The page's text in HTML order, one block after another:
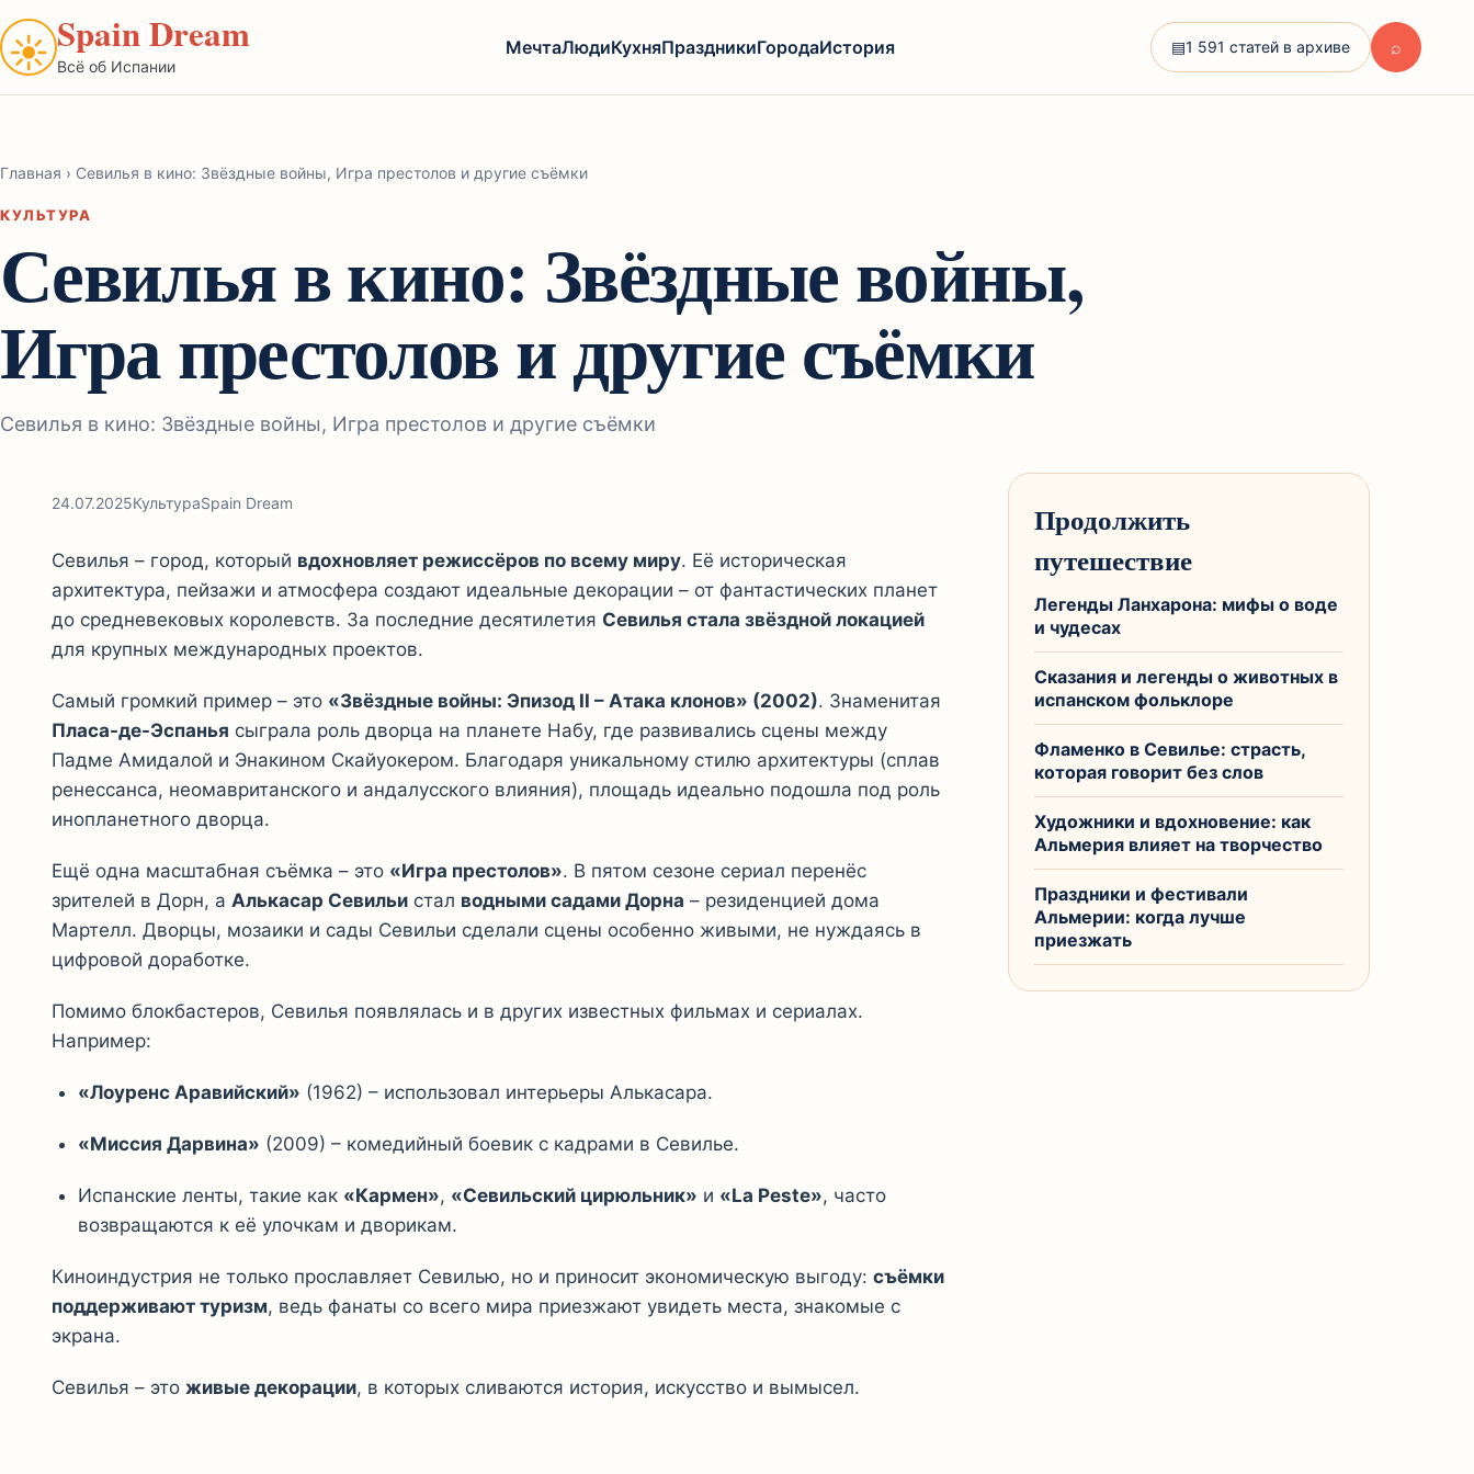
☀Spain Dream
Всё об Испании
МечтаЛюдиКухняПраздникиГородаИстория ▤1 591 статей в архиве ⌕
Главная › Севилья в кино: Звёздные войны, Игра престолов и другие съёмки
КУЛЬТУРА
Севилья в кино: Звёздные войны,
Игра престолов и другие съёмки
Севилья в кино: Звёздные войны, Игра престолов и другие съёмки
24.07.2025КультураSpain Dream
Севилья – город, который вдохновляет режиссёров по всему миру. Её историческая
архитектура, пейзажи и атмосфера создают идеальные декорации – от фантастических планет
до средневековых королевств. За последние десятилетия Севилья стала звёздной локацией
для крупных международных проектов.
Самый громкий пример – это «Звёздные войны: Эпизод II – Атака клонов» (2002). Знаменитая
Пласа-де-Эспанья сыграла роль дворца на планете Набу, где развивались сцены между
Падме Амидалой и Энакином Скайуокером. Благодаря уникальному стилю архитектуры (сплав
ренессанса, неомавританского и андалусского влияния), площадь идеально подошла под роль
инопланетного дворца.
Ещё одна масштабная съёмка – это «Игра престолов». В пятом сезоне сериал перенёс
зрителей в Дорн, а Алькасар Севильи стал водными садами Дорна – резиденцией дома
Мартелл. Дворцы, мозаики и сады Севильи сделали сцены особенно живыми, не нуждаясь в
цифровой доработке.
Помимо блокбастеров, Севилья появлялась и в других известных фильмах и сериалах.
Например:
«Лоуренс Аравийский» (1962) – использовал интерьеры Алькасара.
«Миссия Дарвина» (2009) – комедийный боевик с кадрами в Севилье.
Испанские ленты, такие как «Кармен», «Севильский цирюльник» и «La Peste», часто
возвращаются к её улочкам и дворикам.
Киноиндустрия не только прославляет Севилью, но и приносит экономическую выгоду: съёмки
поддерживают туризм, ведь фанаты со всего мира приезжают увидеть места, знакомые с
экрана.
Севилья – это живые декорации, в которых сливаются история, искусство и вымысел.
Продолжить
путешествие
Легенды Ланхарона: мифы о воде
и чудесах
Сказания и легенды о животных в
испанском фольклоре
Фламенко в Севилье: страсть,
которая говорит без слов
Художники и вдохновение: как
Альмерия влияет на творчество
Праздники и фестивали
Альмерии: когда лучше
приезжать